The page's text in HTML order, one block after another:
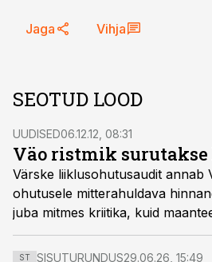
Jaga Vihja
SEOTUD LOOD
UUDISED06.12.12, 08:31
Väo ristmik
Värske liiklusohutusaudit annab
ohutusele mitterahuldava
juba mitmes kriitika, kuid
projektiga edasi minna.
ST SISUTURUNDUS29.06.26, 15:49